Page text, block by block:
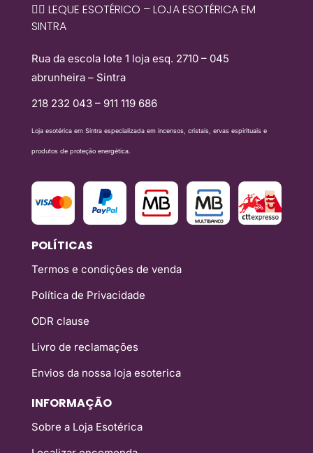
🧙‍♀️ LEQUE ESOTÉRICO – LOJA ESOTÉRICA EM
SINTRA
Rua da escola lote 1 loja esq. 2710 – 045
abrunheira – Sintra
218 232 043 – 911 119 686
Loja esotérica em Sintra especializada em incensos, cristais, ervas espirituais e
produtos de proteção energética.
POLÍTICAS
Termos e condições de venda
Política de Privacidade
ODR clause
Livro de reclamações
Envios da nossa loja esoterica
INFORMAÇÃO
Sobre a Loja Esotérica